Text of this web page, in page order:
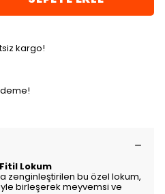
kargo!
Fitil Lokum
zenginleştirilen bu özel lokum,
birleşerek meyvemsi ve